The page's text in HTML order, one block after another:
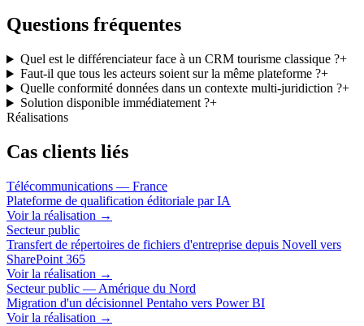
Questions fréquentes
Quel est le différenciateur face à un CRM tourisme classique ?+
Faut-il que tous les acteurs soient sur la même plateforme ?+
Quelle conformité données dans un contexte multi-juridiction ?+
Solution disponible immédiatement ?+
Réalisations
Cas clients liés
Télécommunications — France
Plateforme de qualification éditoriale par IA
Voir la réalisation →
Secteur public
Transfert de répertoires de fichiers d'entreprise depuis Novell vers
SharePoint 365
Voir la réalisation →
Secteur public — Amérique du Nord
Migration d'un décisionnel Pentaho vers Power BI
Voir la réalisation →